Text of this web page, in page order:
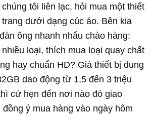
tôi liên lạc, hỏi mua một thiết
dưới dạng cúc áo. Bên kia
ông nhanh nhẩu chào hàng:
nhiều loại, thích mua loại quay chất
hay chuẩn HD? Giá thiết bị dung
dao động từ 1,5 đến 3 triệu
cứ hẹn đến nơi nào đó giao
đồng ý mua hàng vào ngày hôm